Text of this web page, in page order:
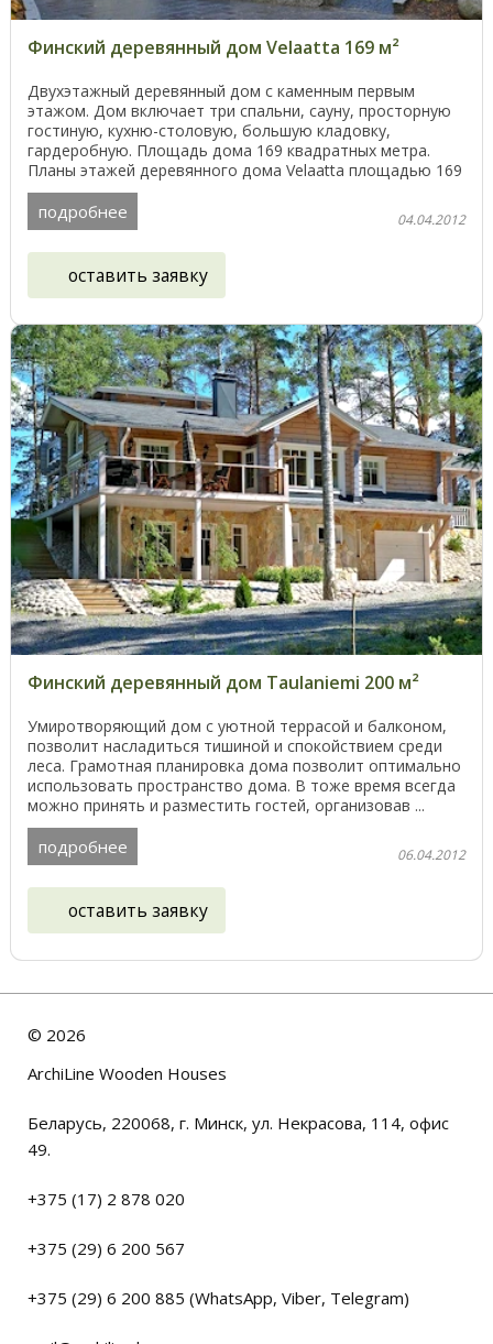
Финский деревянный дом Velaatta 169 м²
Двухэтажный деревянный дом с каменным первым
этажом. Дом включает три спальни, сауну, просторную
гостиную, кухню-столовую, большую кладовку,
гардеробную. Площадь дома 169 квадратных метра.
Планы этажей деревянного дома Velaatta площадью 169
м² ...
подробнее 04.04.2012
оставить заявку
Финский деревянный дом Taulaniemi 200 м²
Умиротворяющий дом с уютной террасой и балконом,
позволит насладиться тишиной и спокойствием среди
леса. Грамотная планировка дома позволит оптимально
использовать пространство дома. В тоже время всегда
можно принять и разместить гостей, организовав ...
подробнее 06.04.2012
оставить заявку
© 2026
ArchiLine Wooden Houses
Беларусь, 220068, г. Минск, ул. Некрасова, 114, офис
49.
+375 (17) 2 878 020
+375 (29) 6 200 567
+375 (29) 6 200 885 (WhatsApp, Viber, Telegram)